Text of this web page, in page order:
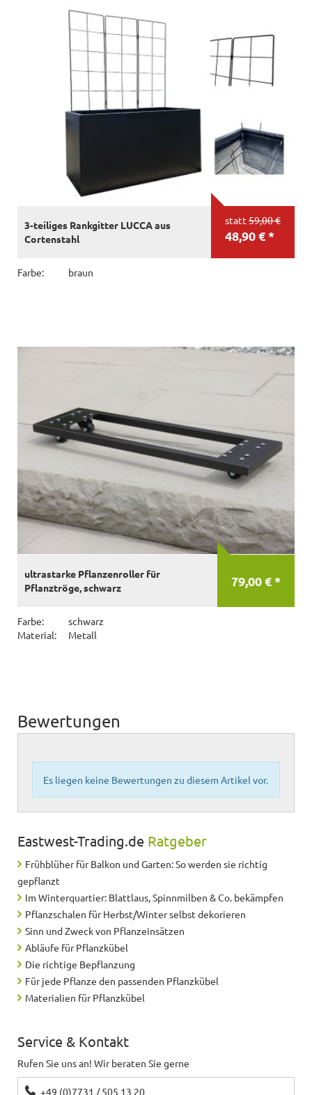
statt 59,00 €
48,90 € *
3-teiliges Rankgitter LUCCA aus
Cortenstahl
Farbe: braun
79,00 € *
ultrastarke Pflanzenroller für
Pflanztröge, schwarz
Farbe:
schwarz
Material:
Metall
Bewertungen
Es liegen keine Bewertungen zu diesem Artikel vor.
Eastwest-Trading.de Ratgeber
Frühblüher für Balkon und Garten: So werden sie richtig
gepflanzt
Im Winterquartier: Blattlaus, Spinnmilben & Co. bekämpfen
Pflanzschalen für Herbst/Winter selbst dekorieren
Sinn und Zweck von Pflanzeinsätzen
Abläufe für Pflanzkübel
Die richtige Bepflanzung
Für jede Pflanze den passenden Pflanzkübel
Materialien für Pflanzkübel
Service & Kontakt
Rufen Sie uns an! Wir beraten Sie gerne
+49 (0)7731 / 505 13 20